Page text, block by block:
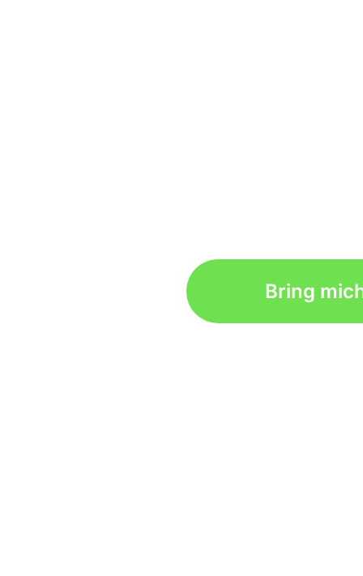
Bring